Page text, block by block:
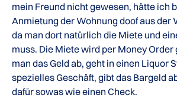
mein Freund nicht gewesen, hätte ich
Anmietung der Wohnung doof aus der
da man dort natürlich die Miete und
muss. Die Miete wird per Money Order
man das Geld ab, geht in einen Liquor
spezielles Geschäft, gibt das Bargeld
dafür sowas wie einen Check.